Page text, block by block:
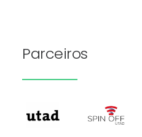
Parceiros